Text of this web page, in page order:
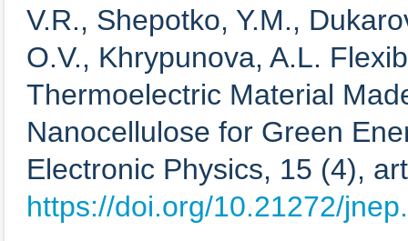
V.R., Shepotko, Y.M.,
O.V., Khrypunova, A.L.
Thermoelectric Material
Nanocellulose for Green
Electronic Physics, 15 (4),
https://doi.org/10.21272/